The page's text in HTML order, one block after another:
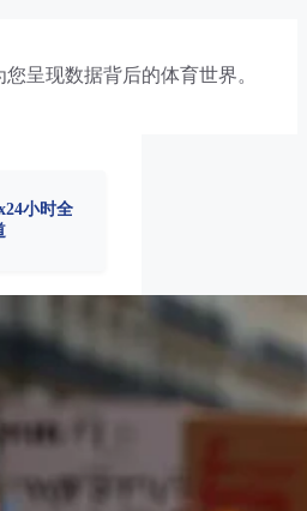
呈现数据背后的体育世界。
小时全